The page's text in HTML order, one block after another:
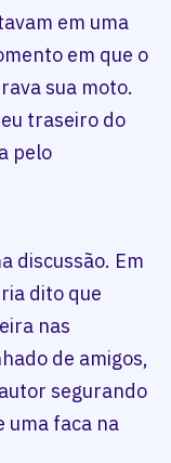
em uma
em que o
sua moto.
traseiro do
pelo
discussão. Em
dito que
nas
de amigos,
segurando
uma faca na